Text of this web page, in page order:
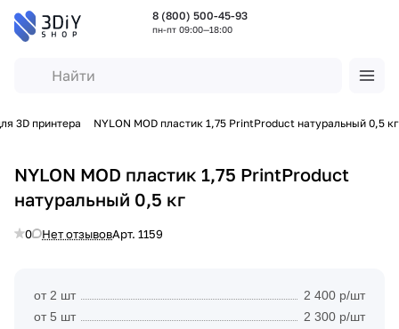
8 (800) 500-45-93
пн-пт 09:00—18:00
3D принтера NYLON MOD пластик 1,75 PrintProduct натуральный 0,5 кг
NYLON MOD пластик 1,75 PrintProduct
натуральный 0,5 кг
0 Нет отзывовАрт. 1159
от 2 шт
2 400 р/шт
от 5 шт
2 300 р/шт